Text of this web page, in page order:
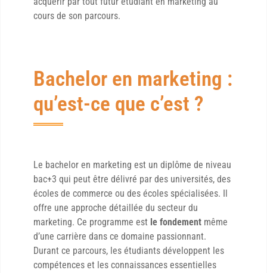
cours de son parcours.
Bachelor en marketing :
qu’est-ce que c’est ?
Le bachelor en marketing est un diplôme de niveau
bac+3 qui peut être délivré par des universités, des
écoles de commerce ou des écoles spécialisées. Il
offre une approche détaillée du secteur du
marketing. Ce programme est le fondement même
d’une carrière dans ce domaine passionnant.
Durant ce parcours, les étudiants développent les
compétences et les connaissances essentielles